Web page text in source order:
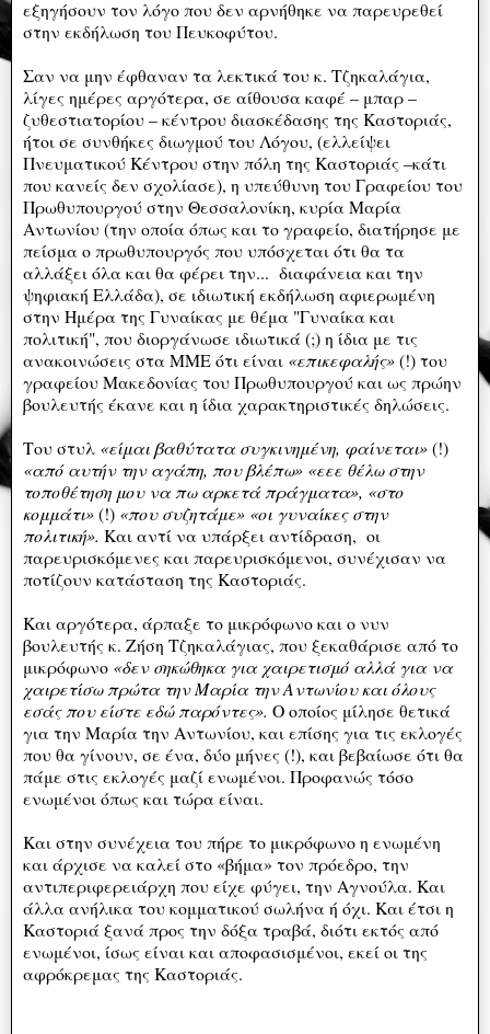
εξηγήσουν τον λόγο που δεν αρνήθηκε να παρευρεθεί
στην εκδήλωση του Πευκοφύτου.
Σαν να μην έφθαναν τα λεκτικά του κ. Τζηκαλάγια,
λίγες ημέρες αργότερα, σε αίθουσα καφέ – μπαρ –
ζυθεστιατορίου – κέντρου διασκέδασης της Καστοριάς,
ήτοι σε συνθήκες διωγμού του Λόγου, (ελλείψει
Πνευματικού Κέντρου στην πόλη της Καστοριάς –κάτι
που κανείς δεν σχολίασε), η υπεύθυνη του Γραφείου του
Πρωθυπουργού στην Θεσσαλονίκη, κυρία Μαρία
Αντωνίου (την οποία όπως και το γραφείο, διατήρησε με
πείσμα ο πρωθυπουργός που υπόσχεται ότι θα τα
αλλάξει όλα και θα φέρει την... διαφάνεια και την
ψηφιακή Ελλάδα), σε ιδιωτική εκδήλωση αφιερωμένη
στην Ημέρα της Γυναίκας με θέμα "Γυναίκα και
πολιτική", που διοργάνωσε ιδιωτικά (;) η ίδια με τις
ανακοινώσεις στα ΜΜΕ ότι είναι «επικεφαλής»(!) του
γραφείου Μακεδονίας του Πρωθυπουργού και ως πρώην
βουλευτής έκανε και η ίδια χαρακτηριστικές δηλώσεις.
Του στυλ «είμαι βαθύτατα συγκινημένη, φαίνεται»(!)
«από αυτήν την αγάπη, που βλέπω» «εεε θέλω στην
τοποθέτηση μου να πω αρκετά πράγματα», «στο
κομμάτι»(!) «που συζητάμε» «οι γυναίκες στην
πολιτική». Και αντί να υπάρξει αντίδραση, οι
παρευρισκόμενες και παρευρισκόμενοι, συνέχισαν να
ποτίζουν κατάσταση της Καστοριάς.
Και αργότερα, άρπαξε το μικρόφωνο και ο νυν
βουλευτής κ. Ζήση Τζηκαλάγιας, που ξεκαθάρισε από το
μικρόφωνο «δεν σηκώθηκα για χαιρετισμό αλλά για να
χαιρετίσω πρώτα την Μαρία την Αντωνίου και όλους
εσάς που είστε εδώ παρόντες». Ο οποίος μίλησε θετικά
για την Μαρία την Αντωνίου, και επίσης για τις εκλογές
που θα γίνουν, σε ένα, δύο μήνες (!), και βεβαίωσε ότι θα
πάμε στις εκλογές μαζί ενωμένοι. Προφανώς τόσο
ενωμένοι όπως και τώρα είναι.
Και στην συνέχεια του πήρε το μικρόφωνο η ενωμένη
και άρχισε να καλεί στο «βήμα» τον πρόεδρο, την
αντιπεριφερειάρχη που είχε φύγει, την Αγνούλα. Και
άλλα ανήλικα του κομματικού σωλήνα ή όχι. Και έτσι η
Καστοριά ξανά προς την δόξα τραβά, διότι εκτός από
ενωμένοι, ίσως είναι και αποφασισμένοι, εκεί οι της
αφρόκρεμας της Καστοριάς.